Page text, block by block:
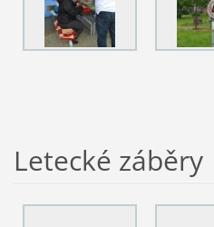
Letecké záběry